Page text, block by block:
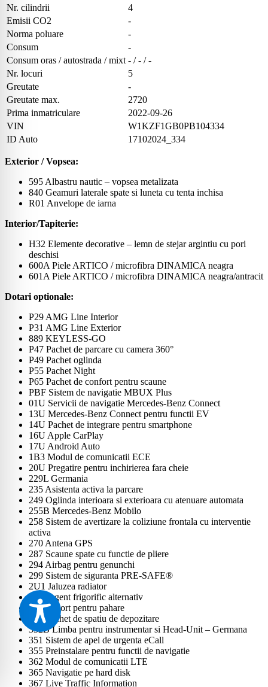
Nr. cilindrii
4
Emisii CO2
-
Norma poluare
-
Consum
-
Consum oras / autostrada / mixt - / - / -
Nr. locuri
5
Greutate
-
Greutate max.
2720
Prima inmatriculare
2022-09-26
VIN
W1KZF1GB0PB104334
ID Auto
17102024_334
Exterior / Vopsea:
595 Albastru nautic – vopsea metalizata
840 Geamuri laterale spate si luneta cu tenta inchisa
R01 Anvelope de iarna
Interior/Tapiterie:
H32 Elemente decorative – lemn de stejar argintiu cu pori
deschisi
600A Piele ARTICO / microfibra DINAMICA neagra
601A Piele ARTICO / microfibra DINAMICA neagra/antracit
Dotari optionale:
P29 AMG Line Interior
P31 AMG Line Exterior
889 KEYLESS-GO
P47 Pachet de parcare cu camera 360°
P49 Pachet oglinda
P55 Pachet Night
P65 Pachet de confort pentru scaune
PBF Sistem de navigatie MBUX Plus
01U Servicii de navigatie Mercedes-Benz Connect
13U Mercedes-Benz Connect pentru functii EV
14U Pachet de integrare pentru smartphone
16U Apple CarPlay
17U Android Auto
1B3 Modul de comunicatii ECE
20U Pregatire pentru inchirierea fara cheie
229L Germania
235 Asistenta activa la parcare
249 Oglinda interioara si exterioara cu atenuare automata
255B Mercedes-Benz Mobilo
258 Sistem de avertizare la coliziune frontala cu interventie
activa
270 Antena GPS
287 Scaune spate cu functie de pliere
294 Airbag pentru genunchi
299 Sistem de siguranta PRE-SAFE®
2U1 Jaluzea radiator
2U8 Agent frigorific alternativ
309 Suport pentru pahare
30P Pachet de spatiu de depozitare
332B Limba pentru instrumentar si Head-Unit – Germana
351 Sistem de apel de urgenta eCall
355 Preinstalare pentru functii de navigatie
362 Modul de comunicatii LTE
365 Navigatie pe hard disk
367 Live Traffic Information